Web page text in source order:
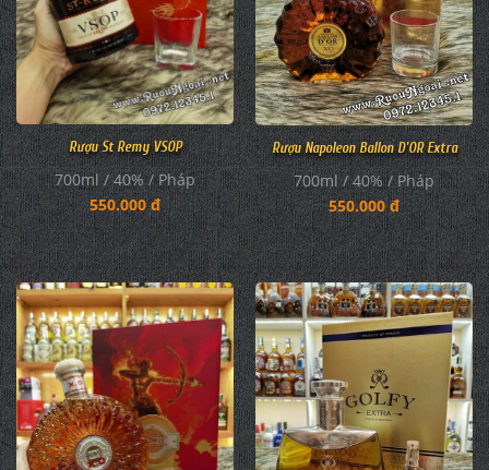
Rượu St Remy VSOP
700ml / 40% / Pháp
550.000 đ
Rượu Napoleon Ballon D'OR Extra
700ml / 40% / Pháp
550.000 đ